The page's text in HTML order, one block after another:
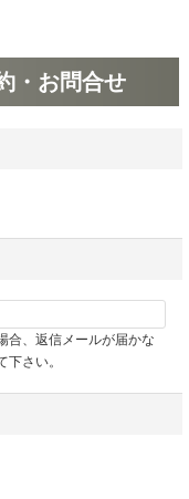
・お問合せ
合、返信メールが届かな
さい。